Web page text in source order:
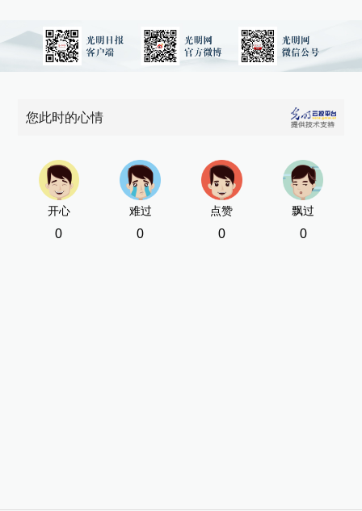
您此时的心情
开心
0
难过
0
点赞
0
飘过
0